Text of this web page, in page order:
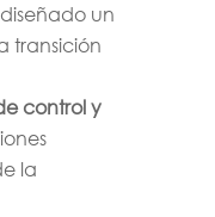
un
transición
control y
la